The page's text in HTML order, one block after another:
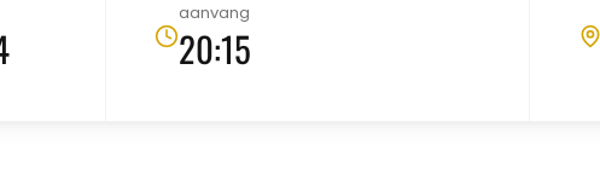
aanvang
20:15